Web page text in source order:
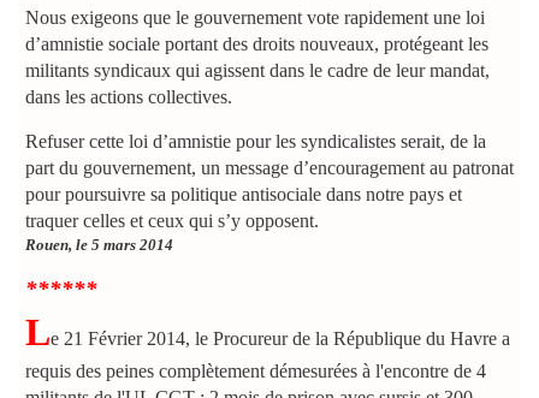
Nous exigeons que le gouvernement vote rapidement une loi
d’amnistie sociale portant des droits nouveaux, protégeant les
militants syndicaux qui agissent dans le cadre de leur mandat,
dans les actions collectives.
Refuser cette loi d’amnistie pour les syndicalistes serait, de la
part du gouvernement, un message d’encouragement au patronat
pour poursuivre sa politique antisociale dans notre pays et
traquer celles et ceux qui s’y opposent.
Rouen, le 5 mars 2014
******
Le 21 Février 2014, le Procureur de la République du Havre a
requis des peines complètement démesurées à l'encontre de 4